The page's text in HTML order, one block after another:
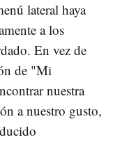
lateral haya
a los
En vez de
de "Mi
nuestra
a nuestro gusto,